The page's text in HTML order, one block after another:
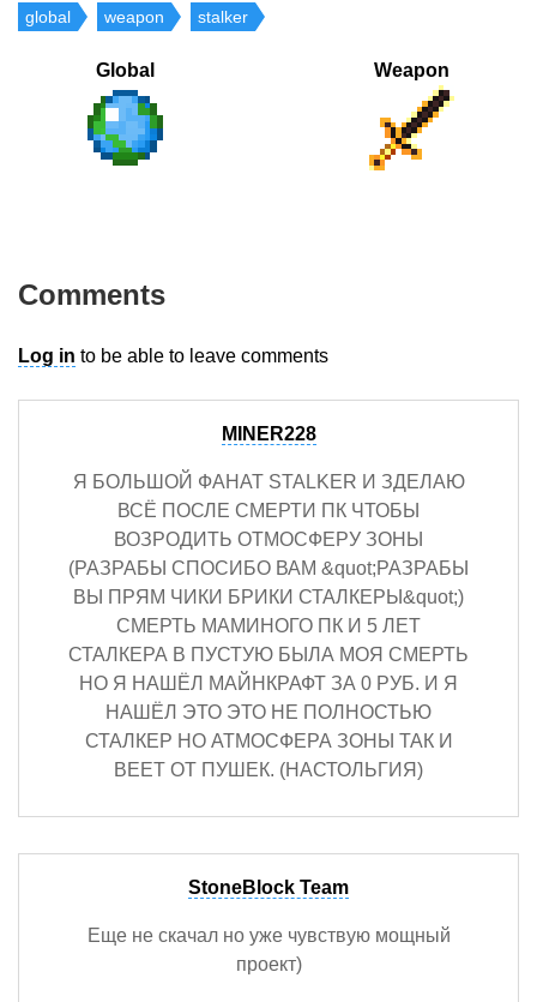
global weapon stalker
Global Weapon
Comments
Log in to be able to leave comments
MINER228
Я БОЛЬШОЙ ФАНАТ STALKER И ЗДЕЛАЮ
ВСЁ ПОСЛЕ СМЕРТИ ПК ЧТОБЫ
ВОЗРОДИТЬ ОТМОСФЕРУ ЗОНЫ
(РАЗРАБЫ СПОСИБО ВАМ &quot;РАЗРАБЫ
ВЫ ПРЯМ ЧИКИ БРИКИ СТАЛКЕРЫ&quot;)
СМЕРТЬ МАМИНОГО ПК И 5 ЛЕТ
СТАЛКЕРА В ПУСТУЮ БЫЛА МОЯ СМЕРТЬ
НО Я НАШЁЛ МАЙНКРАФТ ЗА 0 РУБ. И Я
НАШЁЛ ЭТО ЭТО НЕ ПОЛНОСТЬЮ
СТАЛКЕР НО АТМОСФЕРА ЗОНЫ ТАК И
ВЕЕТ ОТ ПУШЕК. (НАСТОЛЬГИЯ)
StoneBlock Team
Еще не скачал но уже чувствую мощный
проект)